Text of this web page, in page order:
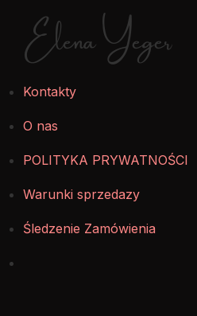
Elena Yeger
Kontakty
O nas
POLITYKA PRYWATNOŚCI
Warunki sprzedazy
Śledzenie Zamówienia